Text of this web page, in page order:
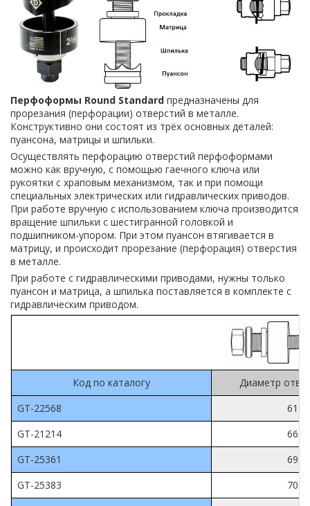
Перфоформы Round Standard предназначены для
прорезания (перфорации) отверстий в металле.
Конструктивно они состоят из трёх основных деталей:
пуансона, матрицы и шпильки.
Осуществлять перфорацию отверстий перфоформами
можно как вручную, с помощью гаечного ключа или
рукоятки с храповым механизмом, так и при помощи
специальных электрических или гидравлических приводов.
При работе вручную с использованием ключа производится
вращение шпильки с шестигранной головкой и
подшипником-упором. При этом пуансон втягивается в
матрицу, и происходит прорезание (перфорация) отверстия
в металле.
При работе с гидравлическими приводами, нужны только
пуансон и матрица, а шпилька поставляется в комплекте с
гидравлическим приводом.
Код по каталогу
Диаметр
GT-22568
61.5
GT-21214
66.7
GT-25361
69.9
GT-25383
70.6